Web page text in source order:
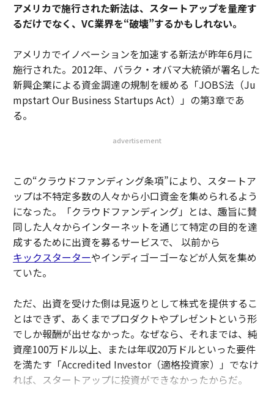
アメリカで施行された新法は、スタートアップを量産す
るだけでなく、VC業界を“破壊”するかもしれない。
アメリカでイノベーションを加速する新法が昨年6月に
施行された。2012年、バラク・オバマ大統領が署名した
新興企業による資金調達の規制を緩める「JOBS法（Ju
mpstart Our Business Startups Act）」の第3章であ
る。
advertisement
この“クラウドファンディング条項”により、スタートア
ップは不特定多数の人々から小口資金を集められるよう
になった。「クラウドファンディング」とは、趣旨に賛
同した人々からインターネットを通じて特定の目的を達
成するために出資を募るサービスで、 以前から
キックスターターやインディゴーゴーなどが人気を集め
ていた。
ただ、出資を受けた側は見返りとして株式を提供するこ
とはできず、あくまでプロダクトやプレゼントという形
でしか報酬が出せなかった。なぜなら、それまでは、純
資産100万ドル以上、または年収20万ドルといった要件
を満たす「Accredited Investor（適格投資家）」でなけ
れば、スタートアップに投資ができなかったからだ。